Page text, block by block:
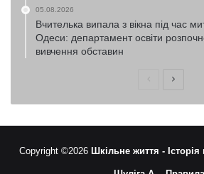
05.08.2026
Вчителька випала з вікна під час
Одеси: департамент освіти
вивчення обставин
Попередня
Copyright ©2026 Шкільне життя -